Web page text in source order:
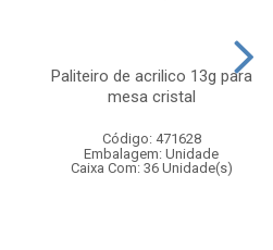
Paliteiro de acrilico 13g para
mesa cristal
Código: 471628
Embalagem: Unidade
Caixa Com: 36 Unidade(s)